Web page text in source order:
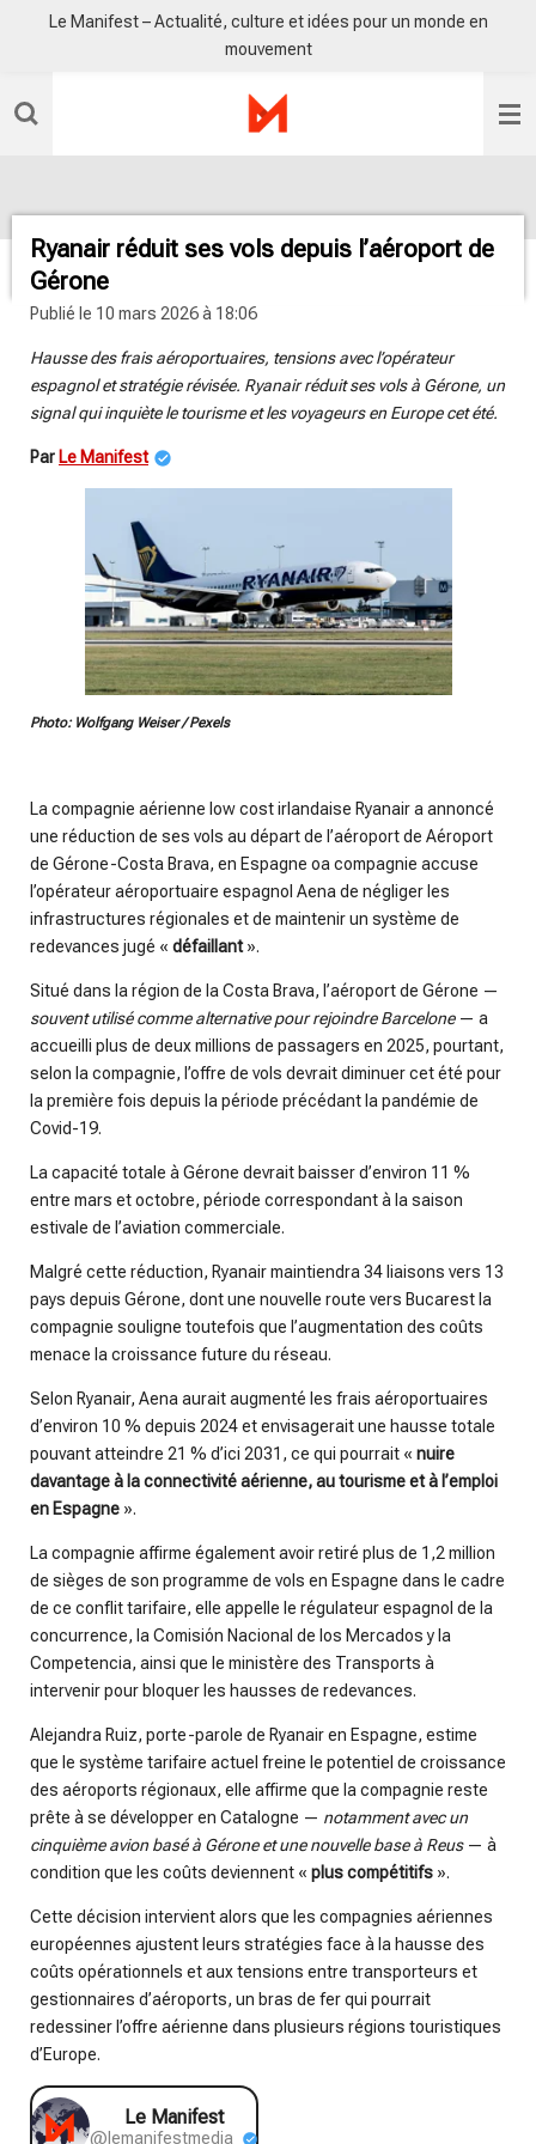
Passer
principal
Le Manifest – Actualité, culture et idées pour un monde en
mouvement
Ryanair réduit ses vols depuis l’aéroport de
Gérone
Publié le 10 mars 2026 à 18:06
Hausse des frais aéroportuaires, tensions avec l’opérateur
espagnol et stratégie révisée. Ryanair réduit ses vols à Gérone, un
signal qui inquiète le tourisme et les voyageurs en Europe cet été.
Par Le Manifest
Photo: Wolfgang Weiser / Pexels
La compagnie aérienne low cost irlandaise Ryanair a annoncé
une réduction de ses vols au départ de l’aéroport de Aéroport
de Gérone-Costa Brava, en Espagne oa compagnie accuse
l’opérateur aéroportuaire espagnol Aena de négliger les
infrastructures régionales et de maintenir un système de
redevances jugé « défaillant».
Situé dans la région de la Costa Brava, l’aéroport de Gérone —
souvent utilisé comme alternative pour rejoindre Barcelone— a
accueilli plus de deux millions de passagers en 2025, pourtant,
selon la compagnie, l’offre de vols devrait diminuer cet été pour
la première fois depuis la période précédant la pandémie de
Covid-19.
La capacité totale à Gérone devrait baisser d’environ 11 %
entre mars et octobre, période correspondant à la saison
estivale de l’aviation commerciale.
Malgré cette réduction, Ryanair maintiendra 34 liaisons vers 13
pays depuis Gérone, dont une nouvelle route vers Bucarest la
compagnie souligne toutefois que l’augmentation des coûts
menace la croissance future du réseau.
Selon Ryanair, Aena aurait augmenté les frais aéroportuaires
d’environ 10 % depuis 2024 et envisagerait une hausse totale
pouvant atteindre 21 % d’ici 2031, ce qui pourrait « nuire
davantage à la connectivité aérienne, au tourisme et à l’emploi
en Espagne ».
La compagnie affirme également avoir retiré plus de 1,2 million
de sièges de son programme de vols en Espagne dans le cadre
de ce conflit tarifaire, elle appelle le régulateur espagnol de la
concurrence, la Comisión Nacional de los Mercados y la
Competencia, ainsi que le ministère des Transports à
intervenir pour bloquer les hausses de redevances.
Alejandra Ruiz, porte-parole de Ryanair en Espagne, estime
que le système tarifaire actuel freine le potentiel de croissance
des aéroports régionaux, elle affirme que la compagnie reste
prête à se développer en Catalogne — notamment avec un
cinquième avion basé à Gérone et une nouvelle base à Reus— à
condition que les coûts deviennent « plus compétitifs ».
Cette décision intervient alors que les compagnies aériennes
européennes ajustent leurs stratégies face à la hausse des
coûts opérationnels et aux tensions entre transporteurs et
gestionnaires d’aéroports, un bras de fer qui pourrait
redessiner l’offre aérienne dans plusieurs régions touristiques
d’Europe.
Le Manifest
@lemanifestmedia